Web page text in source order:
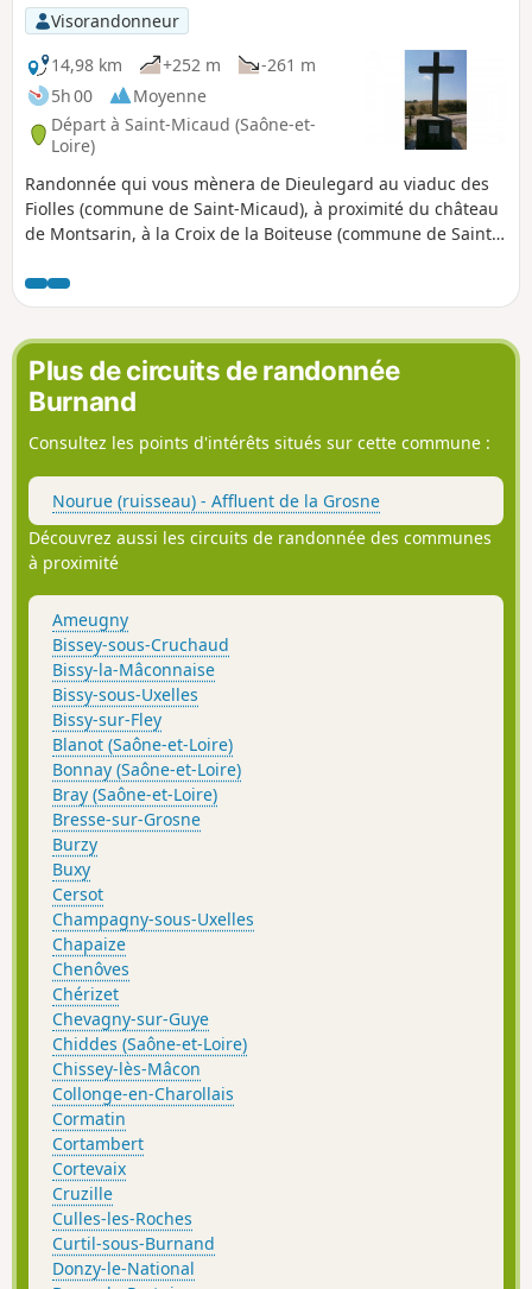
Visorandonneur
14,98 km
+252 m
-261 m
5h 00
Moyenne
Départ à Saint-Micaud (Saône-et-
Loire)
Randonnée qui vous mènera de Dieulegard au viaduc des
Fiolles (commune de Saint-Micaud), à proximité du château
de Montsarin, à la Croix de la Boiteuse (commune de Saint-
Eusèbe) et retour au point de départ en passant près du
château des Buissons (commune de Marigny)
Plus de circuits de randonnée
Burnand
Consultez les points d'intérêts situés sur cette commune :
Nourue (ruisseau) - Affluent de la Grosne
Découvrez aussi les circuits de randonnée des communes
à proximité
Ameugny
Bissey-sous-Cruchaud
Bissy-la-Mâconnaise
Bissy-sous-Uxelles
Bissy-sur-Fley
Blanot (Saône-et-Loire)
Bonnay (Saône-et-Loire)
Bray (Saône-et-Loire)
Bresse-sur-Grosne
Burzy
Buxy
Cersot
Champagny-sous-Uxelles
Chapaize
Chenôves
Chérizet
Chevagny-sur-Guye
Chiddes (Saône-et-Loire)
Chissey-lès-Mâcon
Collonge-en-Charollais
Cormatin
Cortambert
Cortevaix
Cruzille
Culles-les-Roches
Curtil-sous-Burnand
Donzy-le-National